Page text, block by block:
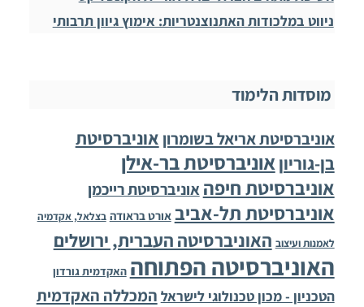
ניווט במלכודות האתנוצנטריות: אימוץ גיוון תרבותי
מוסדות הלימוד
אוניברסיטת אריאל בשומרון אוניברסיטת
בן-גוריוןאוניברסיטת בר-אילן
אוניברסיטת חיפה אוניברסיטת רייכמן
אוניברסיטת תל-אביב אורט בראודה בצלאל, אקדמיה
לאמנות ועיצוב האוניברסיטה העברית, ירושלים
האוניברסיטה הפתוחה האקדמית גורדון
הטכניון - מכון טכנולוגי לישראל המכללה האקדמית